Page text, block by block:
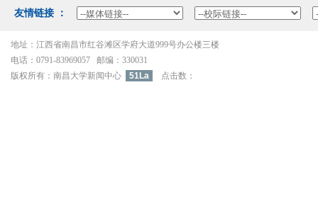
友情链接：
地址：江西省南昌市红谷滩区学府大道999号办公楼三楼
电话：0791-83969057邮编：330031
版权所有：南昌大学新闻中心
51La 点击数：